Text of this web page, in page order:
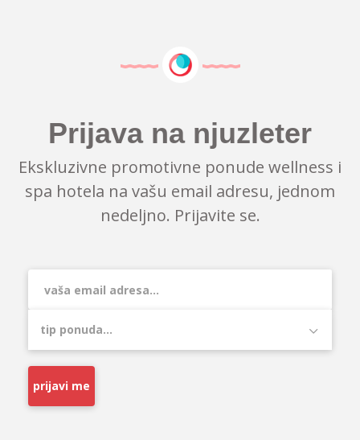
Prijava na njuzleter
Ekskluzivne promotivne ponude wellness i
spa hotela na vašu email adresu, jednom
nedeljno. Prijavite se.
prijavi me